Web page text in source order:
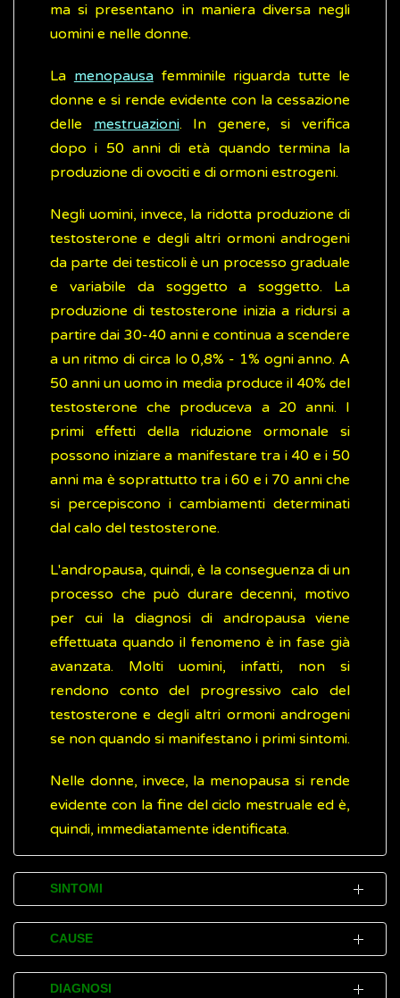
ma si presentano in maniera diversa negli
uomini e nelle donne.
La menopausafemminile riguarda tutte le
donne e si rende evidente con la cessazione
delle mestruazioni. In genere, si verifica
dopo i 50 anni di età quando termina la
produzione di ovociti e di ormoni estrogeni.
Negli uomini, invece, la ridotta produzione di
testosterone e degli altri ormoni androgeni
da parte dei testicoli è un processo graduale
e variabile da soggetto a soggetto. La
produzione di testosterone inizia a ridursi a
partire dai 30-40 anni e continua a scendere
a un ritmo di circa lo 0,8% - 1% ogni anno. A
50 anni un uomo in media produce il 40% del
testosterone che produceva a 20 anni. I
primi effetti della riduzione ormonale si
possono iniziare a manifestare tra i 40 e i 50
anni ma è soprattutto tra i 60 e i 70 anni che
si percepiscono i cambiamenti determinati
dal calo del testosterone.
L'andropausa, quindi, è la conseguenza di un
processo che può durare decenni, motivo
per cui la diagnosi di andropausa viene
effettuata quando il fenomeno è in fase già
avanzata. Molti uomini, infatti, non si
rendono conto del progressivo calo del
testosterone e degli altri ormoni androgeni
se non quando si manifestano i primi sintomi.
Nelle donne, invece, la menopausa si rende
evidente con la fine del ciclo mestruale ed è,
quindi, immediatamente identificata.
SINTOMI
Sebbene l'andropausa sia un processo
particolarmente lento comporta delle
modifiche che, in genere, vengono percepite
CAUSE
Non si conoscono le cause specifiche che
DIAGNOSI